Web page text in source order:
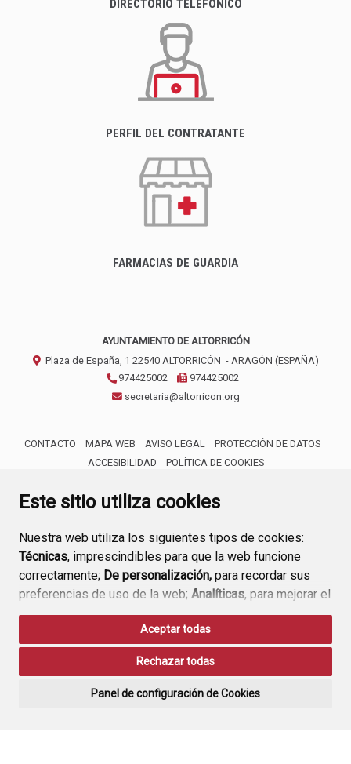
Este sitio utiliza cookies
Nuestra web utiliza los siguientes tipos de cookies:
Técnicas, imprescindibles para que la web funcione
correctamente; De personalización, para recordar sus
preferencias de uso de la web; Analíticas, para mejorar el
funcionamiento de la web y sus servicios.
Si acepta pulsando el botón“Aceptar todas”
consideramos que acepta su uso. Si pulsa el botón
ninguna acción, se guardarán las cookies técnicas
Aceptar todas
Rechazar todas
Panel de configuración de Cookies
DIRECTORIO TELEFÓNICO
PERFIL DEL CONTRATANTE
FARMACIAS DE GUARDIA
AYUNTAMIENTO DE ALTORRICÓN
Plaza de España, 1 22540 ALTORRICÓN - ARAGÓN (ESPAÑA)
974425002
974425002
secretaria@altorricon.org
CONTACTO MAPA WEB AVISO LEGAL
PROTECCIÓN DE DATOS
ACCESIBILIDAD
POLÍTICA DE COOKIES